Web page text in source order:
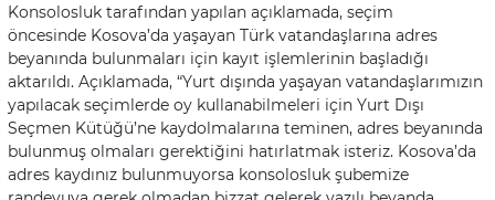
Konsolosluk tarafından yapılan açıklamada, seçim
öncesinde Kosova’da yaşayan Türk vatandaşlarına adres
beyanında bulunmaları için kayıt işlemlerinin başladığı
aktarıldı. Açıklamada, “Yurt dışında yaşayan vatandaşlarımızın
yapılacak seçimlerde oy kullanabilmeleri için Yurt Dışı
Seçmen Kütüğü’ne kaydolmalarına teminen, adres beyanında
bulunmuş olmaları gerektiğini hatırlatmak isteriz. Kosova’da
adres kaydınız bulunmuyorsa konsolosluk şubemize